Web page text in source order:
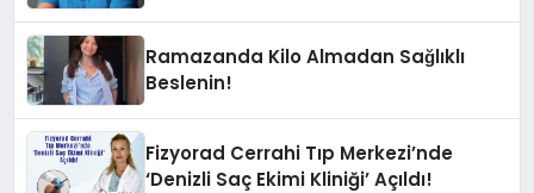
Ramazanda Kilo Almadan Sağlıklı
Beslenin!
Fizyorad Cerrahi Tıp Merkezi’nde
‘Denizli Saç Ekimi Kliniği’ Açıldı!